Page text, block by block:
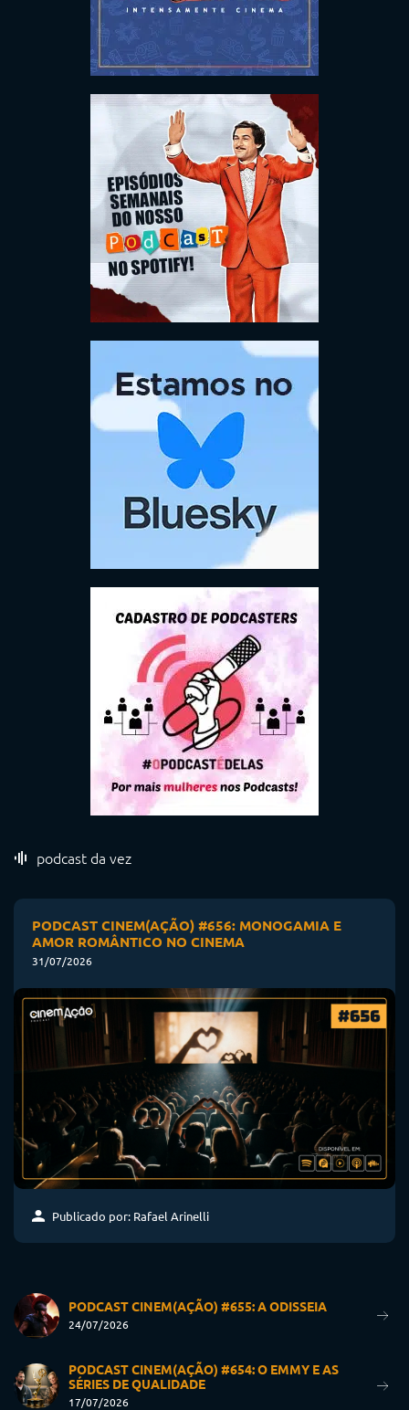
podcast da vez
PODCAST CINEM(AÇÃO) #656: MONOGAMIA E
AMOR ROMÂNTICO NO CINEMA
31/07/2026
Publicado por: Rafael Arinelli
PODCAST CINEM(AÇÃO) #655: A ODISSEIA
24/07/2026
PODCAST CINEM(AÇÃO) #654: O EMMY E AS
SÉRIES DE QUALIDADE
17/07/2026